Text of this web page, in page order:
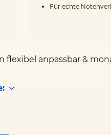
Für echte
flexibel anpassbar &